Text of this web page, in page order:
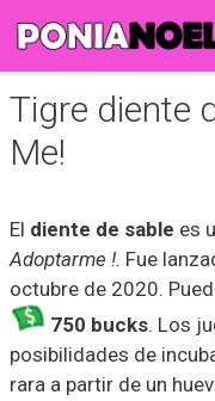
contenido
Tigre diente
Me!
El diente de sable es
Adoptarme !. Fue
octubre de 2020.
750 bucks. Los
posibilidades de
rara a partir de un